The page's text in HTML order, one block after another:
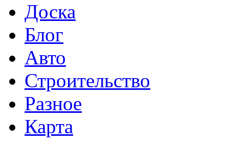
Доска
Блог
Авто
Строительство
Разное
Карта